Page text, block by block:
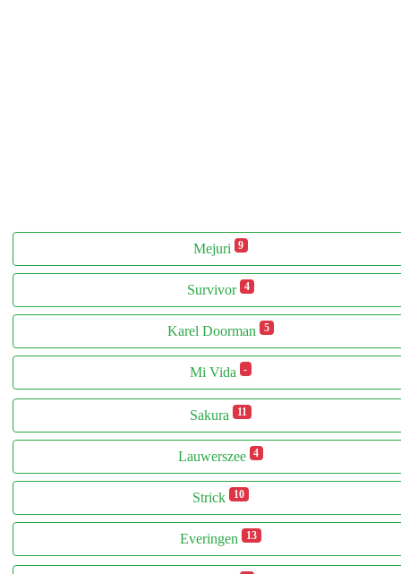
Mejuri 9
Survivor 4
Karel Doorman 5
Mi Vida -
Sakura 11
Lauwerszee 4
Strick 10
Everingen 13